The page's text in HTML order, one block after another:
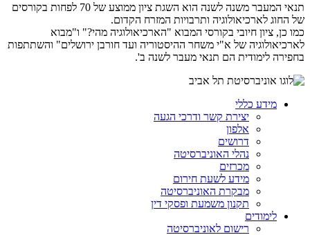
תנאי המעבר משנה לשנה הוא השגת ציון ממוצע של 70 לפחות בקורסים
של החוג לארכיאולוגיה ותרבויות המזרח הקדום.
כמו כן, ציון חיובי בקורסי המבוא "הארכיאולוגיה מהי?" ו"מבוא
לארכיאולוגיה של א"י משחר ההיסטוריה ועד חורבן ירושלים" והשתתפות
בחפירה לימודית הם תנאי מעבר לשנה ב'.​
מידע כללי
יצירת קשר ודרכי הגעה
אלפון
דרושים
נהלי האוניברסיטה
מכרזים
מידע לשעת חירום
מבקרת האוניברסיטה
תקנון משמעת ופסקי דין
לימודים
רישום לאוניברסיטה